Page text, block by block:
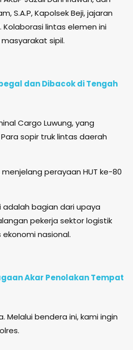
S.A.P, Kapolsek Beji, jajaran
lintas elemen ini
sipil.
dan Dibacok di Tengah
Cargo Luwung, yang
sopir truk lintas daerah
perayaan HUT ke-80
adalah bagian dari upaya
pekerja sektor logistik
nasional.
Akar Penolakan Tempat
bendera ini, kami ingin